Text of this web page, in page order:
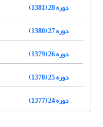
دوره 28 (1381)
دوره 27 (1380)
دوره 26 (1379)
دوره 25 (1378)
دوره 24 (1377)